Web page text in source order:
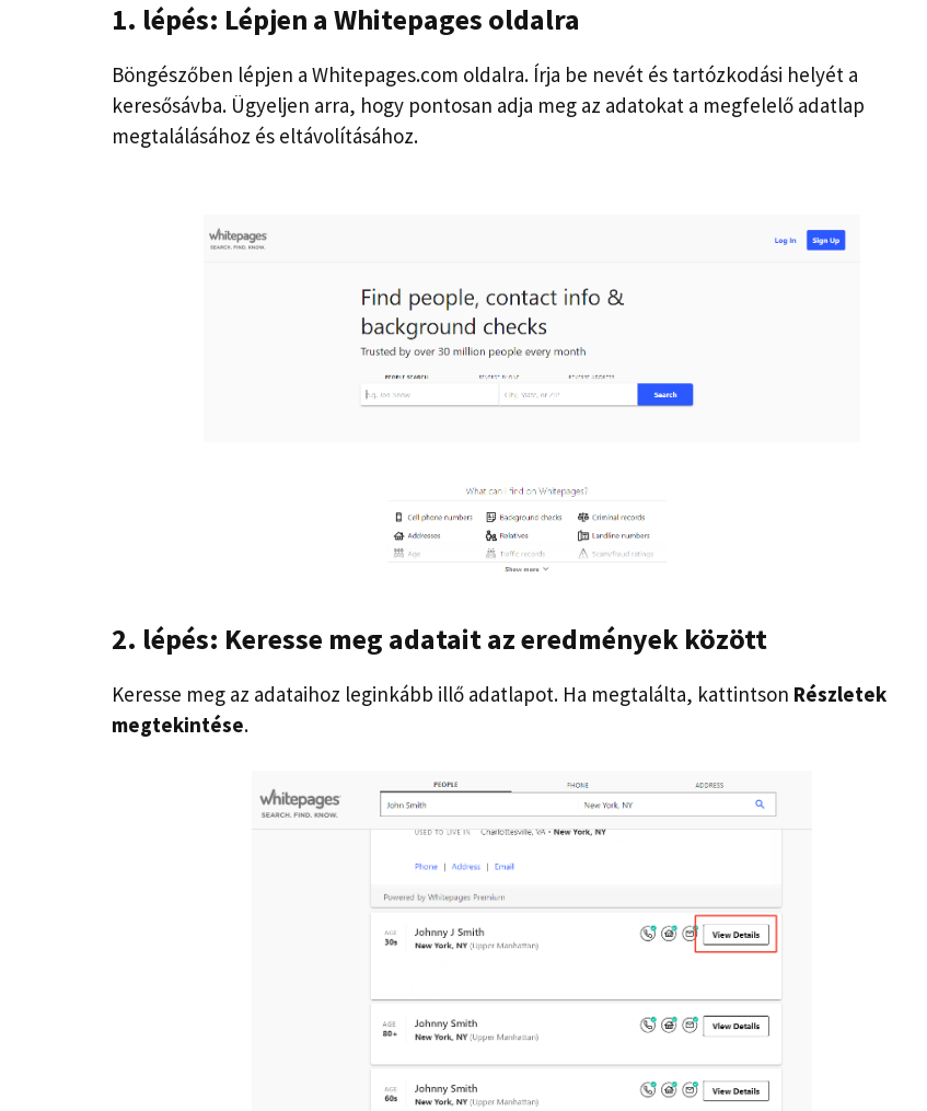
1. lépés: Lépjen a Whitepages oldalra
Böngészőben lépjen a Whitepages.com oldalra. Írja be nevét és tartózkodási helyét a
keresősávba. Ügyeljen arra, hogy pontosan adja meg az adatokat a megfelelő adatlap
megtalálásához és eltávolításához.
2. lépés: Keresse meg adatait az eredmények között
Keresse meg az adataihoz leginkább illő adatlapot. Ha megtalálta, kattintson Részletek
megtekintése.